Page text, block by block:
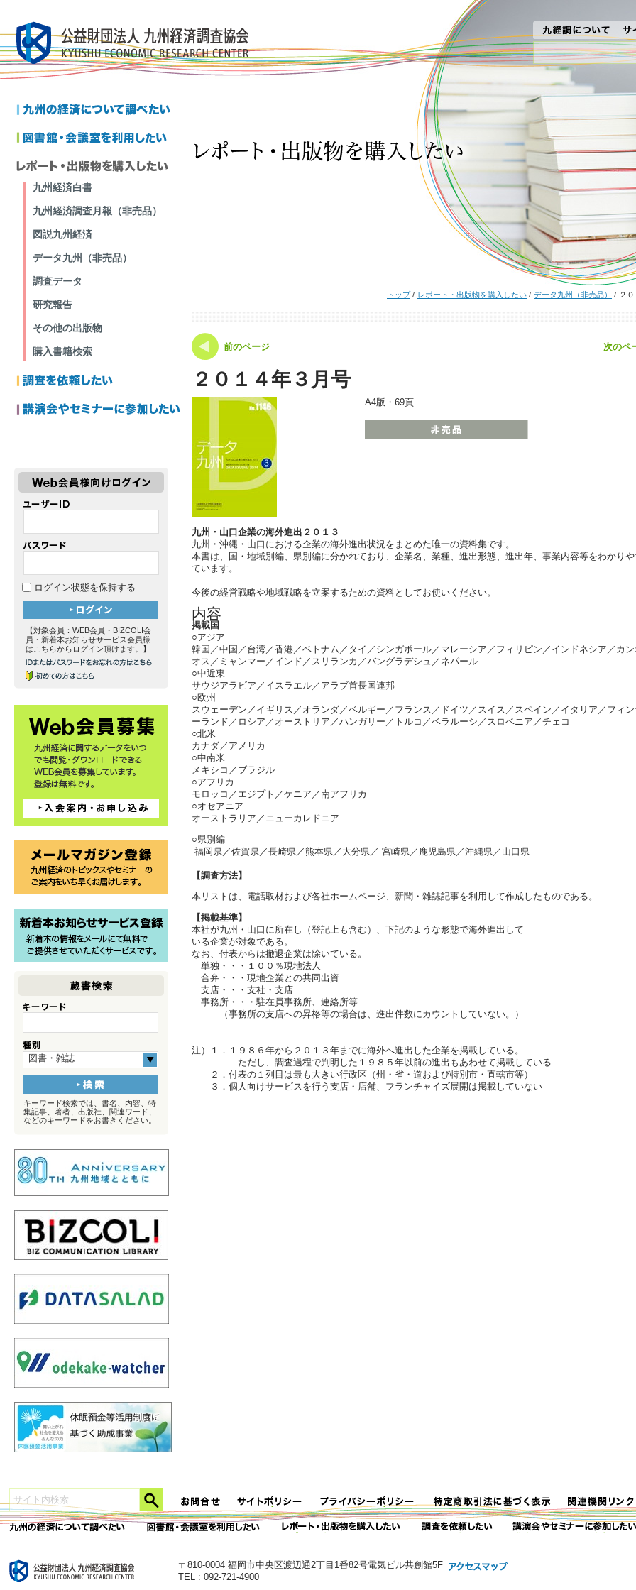
トップ/ レポート・出版物を購入したい / データ九州（非売品） / ２
前のページ 次のペ
２０１４年３月号
A4版・69頁
九州・山口企業の海外進出２０１３
九州・沖縄・山口における企業の海外進出状況をまとめた唯一の資料集です。
本書は、国・地域別編、県別編に分かれており、企業名、業種、進出形態、進出年、事業内容等をわかりや
ています。
今後の経営戦略や地域戦略を立案するための資料としてお使いください。
内容
掲載国
○アジア
韓国／中国／台湾／香港／ベトナム／タイ／シンガポール／マレーシア／フィリピン／インドネシア／カン
オス／ミャンマー／インド／スリランカ／バングラデシュ／ネパール
○中近東
サウジアラビア／イスラエル／アラブ首長国連邦
○欧州
スウェーデン／イギリス／オランダ／ベルギー／フランス／ドイツ／スイス／スペイン／イタリア／フィ
ーランド／ロシア／オーストリア／ハンガリー／トルコ／ベラルーシ／スロベニア／チェコ
○北米
カナダ／アメリカ
○中南米
メキシコ／ブラジル
○アフリカ
モロッコ／エジプト／ケニア／南アフリカ
○オセアニア
オーストラリア／ニューカレドニア
○県別編
福岡県／佐賀県／長崎県／熊本県／大分県／ 宮崎県／鹿児島県／沖縄県／山口県
【調査方法】
本リストは、電話取材および各社ホームページ、新聞・雑誌記事を利用して作成したものである。
【掲載基準】
本社が九州・山口に所在し（登記上も含む）、下記のような形態で海外進出して
いる企業が対象である。
なお、付表からは撤退企業は除いている。
単独・・・１００％現地法人
合弁・・・現地企業との共同出資
支店・・・支社・支店
事務所・・・駐在員事務所、連絡所等
（事務所の支店への昇格等の場合は、進出件数にカウントしていない。）
注）１．１９８６年から２０１３年までに海外へ進出した企業を掲載している。
ただし、調査過程で判明した１９８５年以前の進出もあわせて掲載している
２．付表の１列目は最も大きい行政区（州・省・道および特別市・直轄市等）
３．個人向けサービスを行う支店・店舗、フランチャイズ展開は掲載していない
九州経済白書
九州経済調査月報（非売品）
図説九州経済
データ九州（非売品）
調査データ
研究報告
その他の出版物
購入書籍検索
ログイン状態を保持する
【対象会員：WEB会員・BIZCOLI会
員・新着本お知らせサービス会員様
はこちらからログイン頂けます。】
図書・雑誌
キーワード検索では、書名、内容、特
集記事、著者、出版社、関連ワード、
などのキーワードをお書きください。
〒810-0004 福岡市中央区渡辺通2丁目1番82号電気ビル共創館5F
TEL : 092-721-4900